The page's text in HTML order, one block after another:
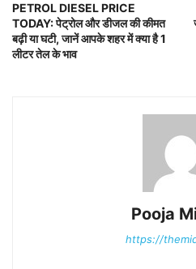
PETROL DIESEL PRICE
TODAY: पेट्रोल और डीजल की कीमत
बढ़ी या घटी, जानें आपके शहर में क्या है 1
लीटर तेल के भाव
Pooja
https://